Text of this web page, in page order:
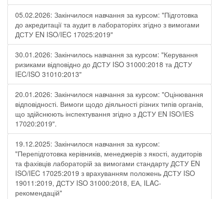
05.02.2026: Закінчилося навчання за курсом: "Підготовка
до акредитації та аудит в лабораторіях згідно з вимогами
ДСТУ EN ISO/IEC 17025:2019"
30.01.2026: Закінчилось навчання за курсом: "Керування
ризиками відповідно до ДСТУ ISO 31000:2018 та ДСТУ
IEC/ISO 31010:2013"
20.01.2026: Закінчилося навчання за курсом: "Оцінювання
відповідності. Вимоги щодо діяльності різних типів органів,
що здійснюють інспектування згідно з ДСТУ ЕN ISO/IES
17020:2019".
19.12.2025: Закінчилося навчання за курсом:
"Перепідготовка керівників, менеджерів з якості, аудиторів
та фахівців лабораторій за вимогами стандарту ДСТУ EN
ISO/IEC 17025:2019 з врахуванням положень ДСТУ ISO
19011:2019, ДСТУ ISO 31000:2018, ЕА, ILAC-
рекомендацій"